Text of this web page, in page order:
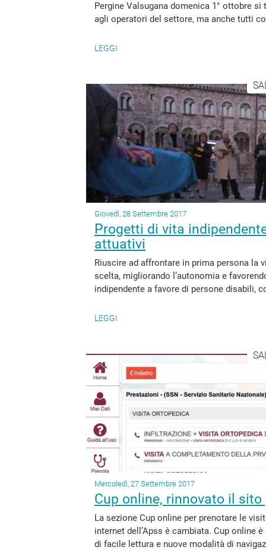
Pergine Valsugana domenica 1° ottobre
agli operatori del settore, ma anche tutti
LEGGI
Giovedì, 28 Settembre 2017
Progetti di vita
attuativi
Riuscire ad affrontare in prima persona la
scelta, migliorando l’autonomia e
indipendente a favore di persone disabili,
LEGGI
Mercoledì, 27 Settembre 2017
Cup online, rinnovato il sito
La sezione Cup online per prenotare le
internet dell’Apss è cambiata. Cup online
di facile lettura e nuove modalità di